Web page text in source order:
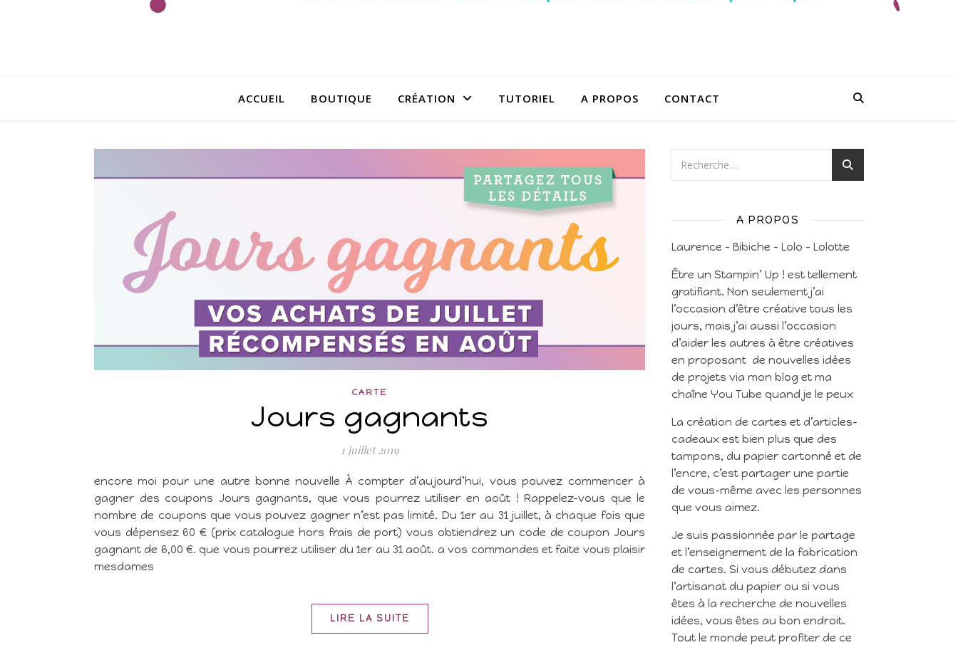
ACCUEIL BOUTIQUE CRÉATION TUTORIEL A PROPOS CONTACT
CARTE
Jours gagnants
1 juillet 2019
encore moi pour une autre bonne nouvelle À compter d’aujourd’hui, vous pouvez commencer à
gagner des coupons Jours gagnants, que vous pourrez utiliser en août ! Rappelez-vous que le
nombre de coupons que vous pouvez gagner n’est pas limité. Du 1er au 31 juillet, à chaque fois que
vous dépensez 60 € (prix catalogue hors frais de port) vous obtiendrez un code de coupon Jours
gagnant de 6,00 €. que vous pourrez utiliser du 1er au 31 août. a vos commandes et faite vous plaisir
mesdames
LIRE LA SUITE
A PROPOS
Laurence – Bibiche – Lolo – Lolotte
Être un Stampin’ Up ! est tellement
gratifiant. Non seulement j’ai
l’occasion d’être créative tous les
jours, mais j’ai aussi l’occasion
d’aider les autres à être créatives
en proposant de nouvelles idées
de projets via mon blog et ma
chaîne You Tube quand je le peux
La création de cartes et d’articles-
cadeaux est bien plus que des
tampons, du papier cartonné et de
l’encre, c’est partager une partie
de vous-même avec les personnes
que vous aimez.
Je suis passionnée par le partage
et l’enseignement de la fabrication
de cartes. Si vous débutez dans
l’artisanat du papier ou si vous
êtes à la recherche de nouvelles
idées, vous êtes au bon endroit.
Tout le monde peut profiter de ce